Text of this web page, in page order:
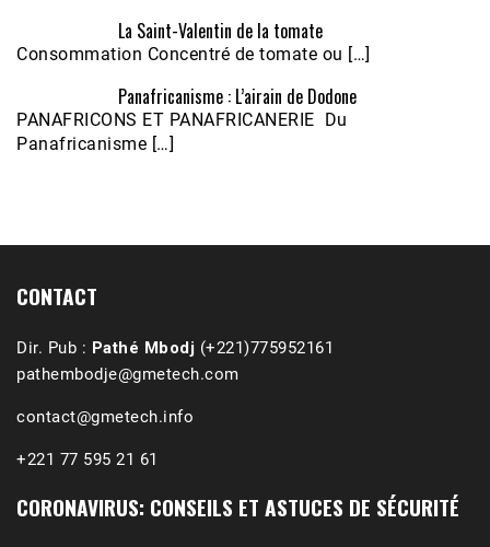
Écoutez le parcours de Claudiane Kapia
Nobana (Podologue)
Feb 24, 2021 • 28mn
1988-1989 :  La polémique de Guidimakha
La Saint-Valentin de la tomate
Consommation Concentré de tomate ou […]
Panafricanisme : L’airain de Dodone
PANAFRICONS ET PANAFRICANERIE Du
Panafricanisme […]
CONTACT
Dir. Pub : Pathé Mbodj (+221)775952161
pathembodje@gmetech.com
contact@gmetech.info
+221 77 595 21 61
CORONAVIRUS: CONSEILS ET ASTUCES DE SÉCURITÉ